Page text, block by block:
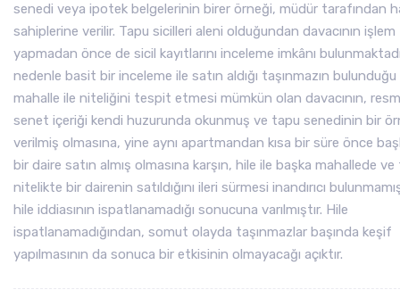
senedi veya ipotek belgelerinin birer örneği, müdür tarafından
sahiplerine verilir. Tapu sicilleri aleni olduğundan davacının işlem
yapmadan önce de sicil kayıtlarını inceleme imkânı
nedenle basit bir inceleme ile satın aldığı taşınmazın bulunduğu
mahalle ile niteliğini tespit etmesi mümkün olan davacının,
senet içeriği kendi huzurunda okunmuş ve tapu senedinin bir
verilmiş olmasına, yine aynı apartmandan kısa bir süre önce
bir daire satın almış olmasına karşın, hile ile başka mahallede ve
nitelikte bir dairenin satıldığını ileri sürmesi inandırıcı
hile iddiasının ispatlanamadığı sonucuna varılmıştır. Hile
ispatlanamadığından, somut olayda taşınmazlar başında keşif
yapılmasının da sonuca bir etkisinin olmayacağı açıktır.